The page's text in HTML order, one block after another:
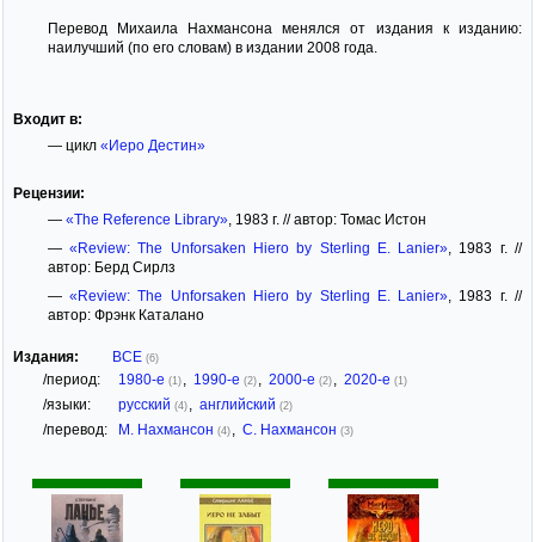
Перевод Михаила Нахмансона менялся от издания к изданию:
наилучший (по его словам) в издании 2008 года.
Входит в:
— цикл «Иеро Дестин»
Рецензии:
— «The Reference Library», 1983 г. // автор: Томас Истон
—«Review: The Unforsaken Hiero by Sterling E. Lanier» , 1983 г. //
автор: Берд Сирлз
—«Review: The Unforsaken Hiero by Sterling E. Lanier» , 1983 г. //
автор: Фрэнк Каталано
Издания: ВСЕ (6)
/период: 1980-е (1) 1990-е (2) 2000-е (2) 2020-е (1)
/языки: русский (4) английский (2)
/перевод: М. Нахмансон (4) С. Нахмансон (3)